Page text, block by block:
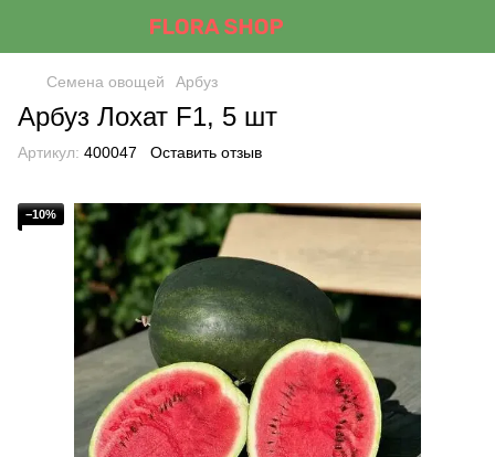
Семена овощей Арбуз
Арбуз Лохат F1, 5 шт
Артикул: 400047 Оставить отзыв
−10%